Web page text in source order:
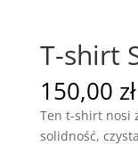
T-shirt
150,00 zł
Ten t-shirt nosi
solidność,